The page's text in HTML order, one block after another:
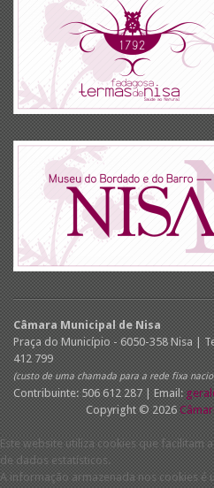
Câmara Municipal de Nisa
Praça do Município - 6050-358 Nisa |
412 799
(custo de uma chamada para a rede fixa
Contribuinte: 506 612 287 | Email:
Copyright © 2026
Este website utiliza cookies que facilitam
de dados estatísticos.
A informação armazenada nos cookies é